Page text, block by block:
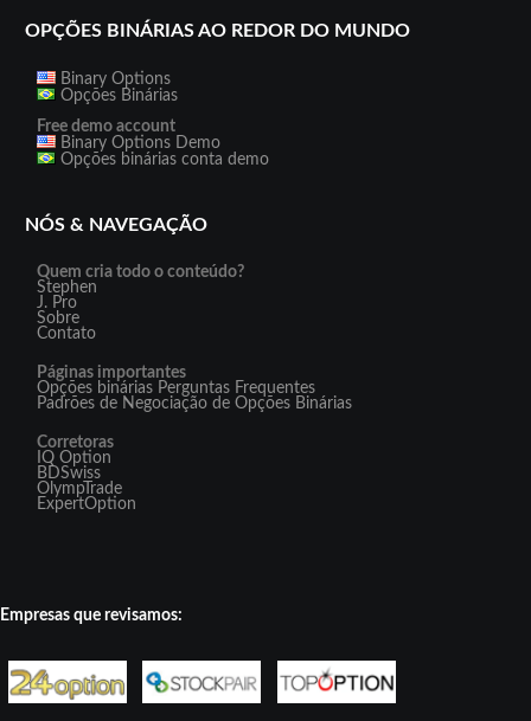
OPÇÕES BINÁRIAS AO REDOR DO MUNDO
Binary Options
Opções Binárias
Free demo account
Binary Options Demo
Opções binárias conta demo
NÓS & NAVEGAÇÃO
Quem cria todo o conteúdo?
Stephen
J. Pro
Sobre
Contato
Páginas importantes
Opções binárias Perguntas Frequentes
Padrões de Negociação de Opções Binárias
Corretoras
IQ Option
BDSwiss
OlympTrade
ExpertOption
Empresas que revisamos: